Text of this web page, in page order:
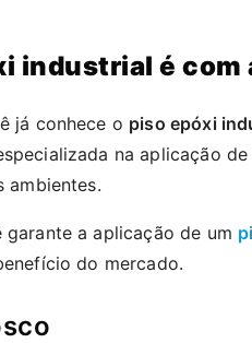
industrial é com
já conhece o piso epóxi
na aplicação
ambientes.
garante a aplicação de um
do mercado.